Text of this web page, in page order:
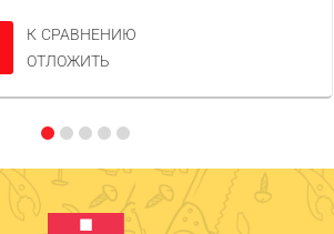
К СРАВНЕНИЮ
ОТЛОЖИТЬ